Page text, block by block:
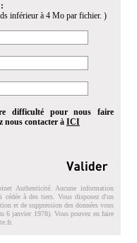
inférieur à 4 Mo par fichier. )
difficulté pour nous faire
nous contacter à ICI
Authenticité. Aucune information
à des tiers. Vous disposez d'un
et de suppression des données vous
6 janvier 1978). Vous pouvez en faire
.